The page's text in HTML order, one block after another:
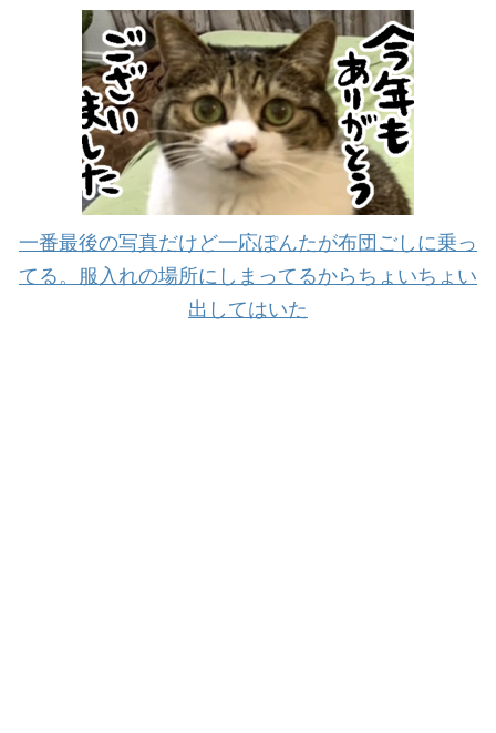
一番最後の写真だけど一応ぽんたが布団ごしに乗っ
てる。服入れの場所にしまってるからちょいちょい
出してはいた